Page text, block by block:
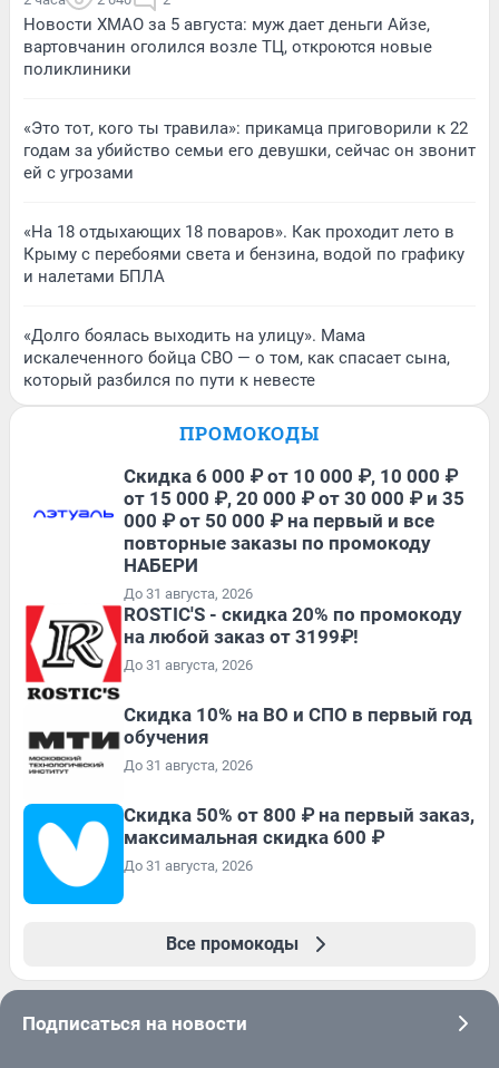
Новости ХМАО за 5 августа: муж дает деньги Айзе,
вартовчанин оголился возле ТЦ, откроются новые
поликлиники
«Это тот, кого ты травила»: прикамца приговорили к 22
годам за убийство семьи его девушки, сейчас он звонит
ей с угрозами
«На 18 отдыхающих 18 поваров». Как проходит лето в
Крыму с перебоями света и бензина, водой по графику
и налетами БПЛА
«Долго боялась выходить на улицу». Мама
искалеченного бойца СВО — о том, как спасает сына,
который разбился по пути к невесте
ПРОМОКОДЫ
Скидка 6 000 ₽ от 10 000 ₽, 10 000 ₽
от 15 000 ₽, 20 000 ₽ от 30 000 ₽ и 35
000 ₽ от 50 000 ₽ на первый и все
повторные заказы по промокоду
НАБЕРИ
До 31 августа, 2026
ROSTIC'S - скидка 20% по промокоду
на любой заказ от 3199₽!
До 31 августа, 2026
Скидка 10% на ВО и СПО в первый год
обучения
До 31 августа, 2026
Скидка 50% от 800 ₽ на первый заказ,
максимальная скидка 600 ₽
До 31 августа, 2026
Все промокоды
Подписаться на новости